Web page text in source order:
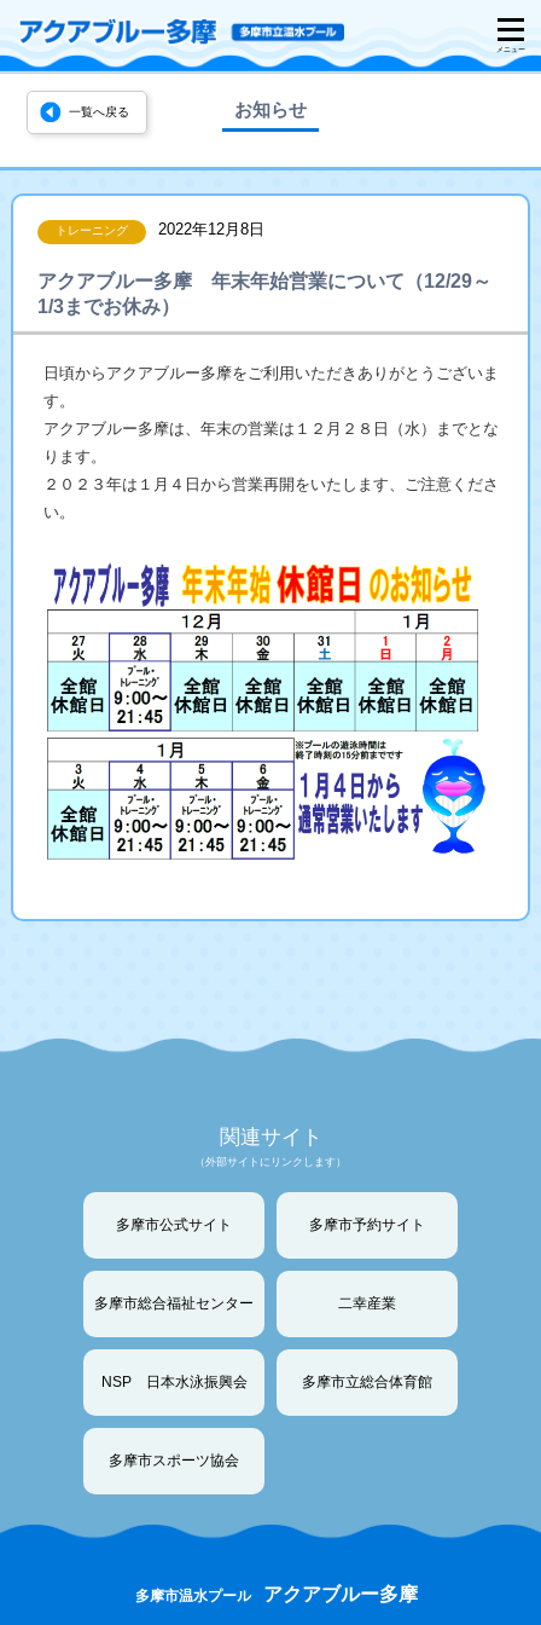
一覧へ戻る お知らせ
トレーニング 2022年12月8日
アクアブルー多摩 年末年始営業について（12/29～
1/3までお休み）
日頃からアクアブルー多摩をご利用いただきありがとうございま
す。
アクアブルー多摩は、年末の営業は１２月２８日（水）までとな
ります。
２０２３年は１月４日から営業再開をいたします、ご注意くださ
い。
関連サイト
（外部サイトにリンクします）
多摩市公式サイト 多摩市予約サイト
多摩市総合福祉センター 二幸産業
NSP 日本水泳振興会 多摩市立総合体育館
多摩市スポーツ協会
多摩市温水プール アクアブルー多摩